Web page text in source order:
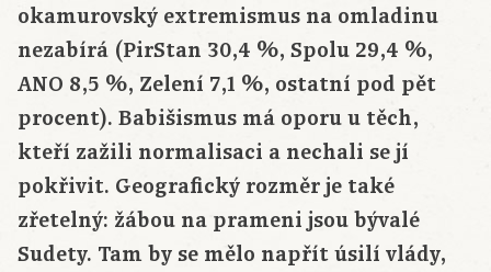
okamurovský extremismus na omladinu
nezabírá (PirStan 30,4 %, Spolu 29,4 %,
ANO 8,5 %, Zelení 7,1 %, ostatní pod pět
procent). Babišismus má oporu u těch,
kteří zažili normalisaci a nechali se jí
pokřivit. Geografický rozměr je také
zřetelný: žábou na prameni jsou bývalé
Sudety. Tam by se mělo napřít úsilí vlády,